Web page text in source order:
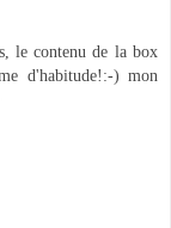
le contenu de la box
d'habitude!:-) mon